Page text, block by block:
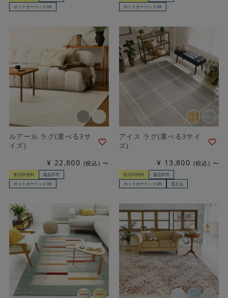
ホットカーペットOK
ホットカーペットOK
ルアール ラグ(選べる3サ
イズ)
¥ 22,800 税込 〜
配送料無料
返品不可
ホットカーペットOK
アイス ラグ(選べる3サイ
ズ)
¥ 13,800 税込 〜
配送料無料
返品不可
ホットカーペットOK
洗える